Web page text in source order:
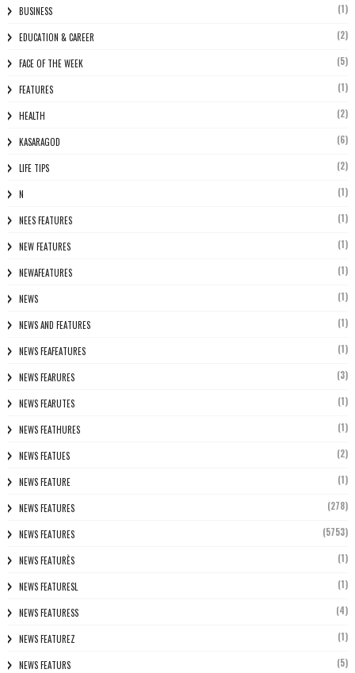
BUSINESS (1)
EDUCATION & CAREER (2)
FACE OF THE WEEK (5)
FEATURES (1)
HEALTH (2)
KASARAGOD (6)
LIFE TIPS (2)
N (1)
NEES FEATURES (1)
NEW FEATURES (1)
NEWAFEATURES (1)
NEWS (1)
NEWS AND FEATURES (1)
NEWS FEAFEATURES (1)
NEWS FEARURES (3)
NEWS FEARUTES (1)
NEWS FEATHURES (1)
NEWS FEATUES (2)
NEWS FEATURE (1)
NEWS FEATURES (278)
NEWS FEATURES (5753)
NEWS FEATURÈS (1)
NEWS FEATURESL (1)
NEWS FEATURESS (4)
NEWS FEATUREZ (1)
NEWS FEATURS (5)